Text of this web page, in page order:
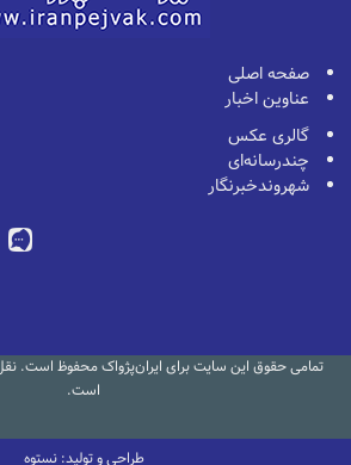
صفحه اصلی
عناوین اخبار
گالری عکس
چندرسانه‌ای
شهروندخبرنگار
تمامی حقوق این سایت برای ایران‌پژواک محفوظ است.
است.
طراحی و تولید: نستوه